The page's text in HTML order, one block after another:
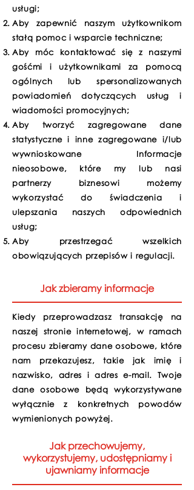
usługi;
Aby zapewnić naszym użytkownikom
stałą pomoc i wsparcie techniczne;
Aby móc kontaktować się z naszymi
gośćmi i użytkownikami za pomocą
ogólnych lub spersonalizowanych
powiadomień dotyczących usług i
wiadomości promocyjnych;
Aby tworzyć zagregowane dane
statystyczne i inne zagregowane i/lub
wywnioskowane Informacje
nieosobowe, które my lub nasi
partnerzy biznesowi możemy
wykorzystać do świadczenia i
ulepszania naszych odpowiednich
usług;
Aby przestrzegać wszelkich
obowiązujących przepisów i regulacji.
Jak zbieramy informacje
Kiedy przeprowadzasz transakcję na
naszej stronie internetowej, w ramach
procesu zbieramy dane osobowe, które
nam przekazujesz, takie jak imię i
nazwisko, adres i adres e-mail. Twoje
dane osobowe będą wykorzystywane
wyłącznie z konkretnych powodów
wymienionych powyżej.
Jak przechowujemy,
wykorzystujemy, udostępniamy i
ujawniamy informacje